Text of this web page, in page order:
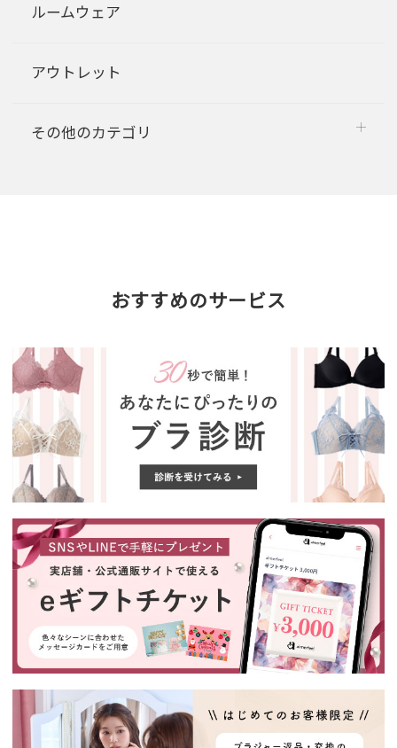
ルームウェア
アウトレット
その他のカテゴリ
おすすめのサービス